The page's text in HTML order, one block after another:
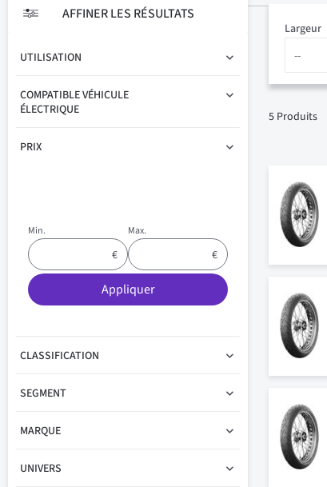
Largeur
5 Produits
AFFINER LES RÉSULTATS
UTILISATION
COMPATIBLE VÉHICULE
ÉLECTRIQUE
PRIX
Min. Max.
Appliquer
CLASSIFICATION
SEGMENT
MARQUE
UNIVERS